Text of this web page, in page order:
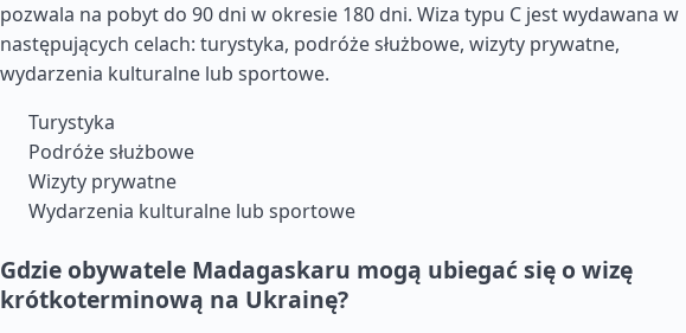
pozwala na pobyt do 90 dni w okresie 180 dni. Wiza typu C jest wydawana w
następujących celach: turystyka, podróże służbowe, wizyty prywatne,
wydarzenia kulturalne lub sportowe.
Turystyka
Podróże służbowe
Wizyty prywatne
Wydarzenia kulturalne lub sportowe
Gdzie obywatele Madagaskaru mogą ubiegać się o wizę
krótkoterminową na Ukrainę?